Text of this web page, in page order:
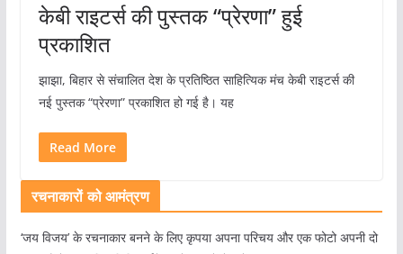
केबी राइटर्स की पुस्तक “प्रेरणा” हुई
प्रकाशित
झाझा, बिहार से संचालित देश के प्रतिष्ठित साहित्यिक मंच केबी राइटर्स की
नई पुस्तक “प्रेरणा” प्रकाशित हो गई है। यह
Read More
रचनाकारों को आमंत्रण
‘जय विजय’ के रचनाकार बनने के लिए कृपया अपना परिचय और एक फोटो अपनी दो